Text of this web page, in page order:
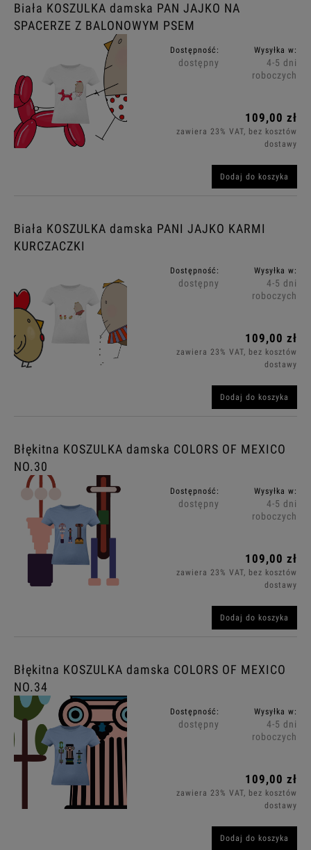
Biała KOSZULKA damska PAN JAJKO NA
SPACERZE Z BALONOWYM PSEM
Dostępność:
dostępny
Wysyłka w:
4-5 dni
roboczych
109,00 zł
zawiera 23% VAT, bez kosztów
dostawy
Dodaj do koszyka
Biała KOSZULKA damska PANI JAJKO KARMI
KURCZACZKI
Dostępność:
dostępny
Wysyłka w:
4-5 dni
roboczych
109,00 zł
zawiera 23% VAT, bez kosztów
dostawy
Dodaj do koszyka
Błękitna KOSZULKA damska COLORS OF MEXICO
NO.30
Dostępność:
dostępny
Wysyłka w:
4-5 dni
roboczych
109,00 zł
zawiera 23% VAT, bez kosztów
dostawy
Dodaj do koszyka
Błękitna KOSZULKA damska COLORS OF MEXICO
NO.34
Dostępność:
dostępny
Wysyłka w:
4-5 dni
roboczych
109,00 zł
zawiera 23% VAT, bez kosztów
dostawy
Dodaj do koszyka